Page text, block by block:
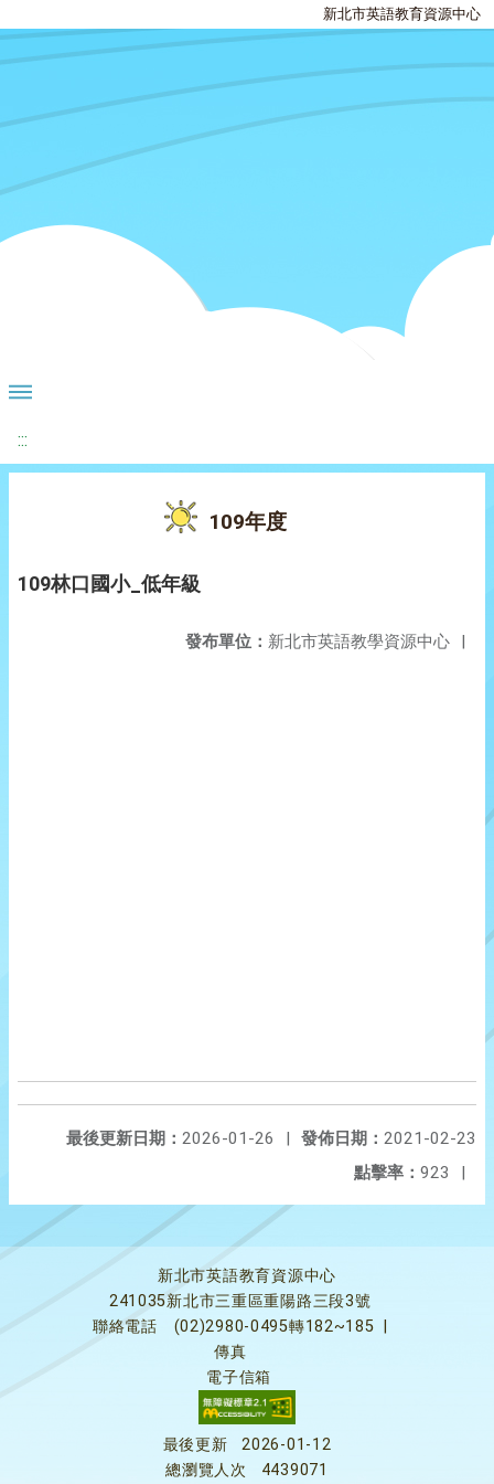
新北市英語教育資源中心
:::
109年度
109林口國小_低年級
發布單位： 新北市英語教學資源中心 |
發佈日期： 2021-02-23
最後更新日期： 2026-01-26
|
點擊率： 923 |
新北市英語教育資源中心
241035新北市三重區重陽路三段3號
聯絡電話
(02)2980-0495轉182~185
傳真
電子信箱
最後更新
2026-01-12
總瀏覽人次
4439071